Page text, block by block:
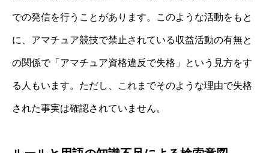
での発信を行うことがあります。このような活動をもと
に、アマチュア競技で禁止されている収益活動の有無と
の関係で「アマチュア資格違反で失格」という見方をす
る人もいます。ただし、これまでそのような理由で失格
された事実は確認されていません。